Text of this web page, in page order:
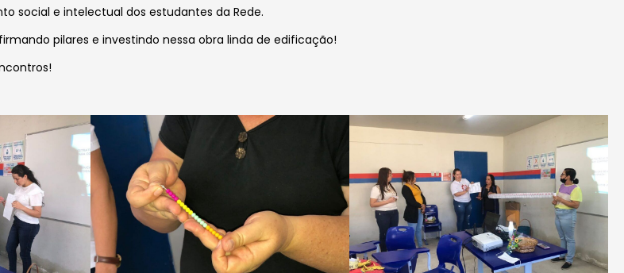
social e intelectual dos estudantes da Rede.
pilares e investindo nessa obra linda de edificação!